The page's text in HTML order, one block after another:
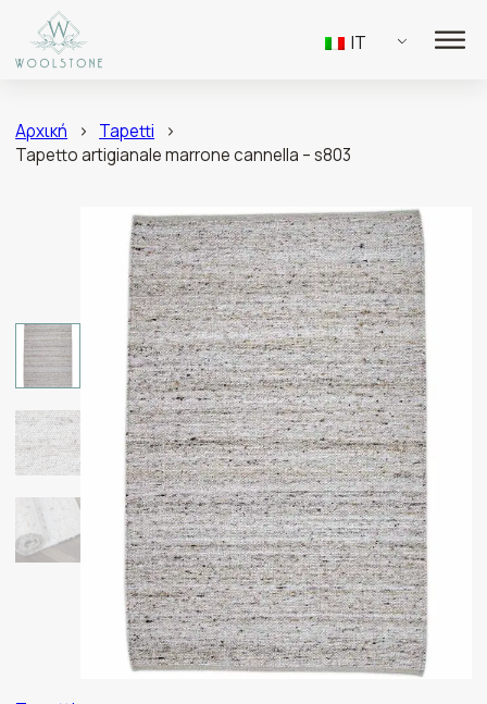
IT
Αρχική > Tapetti
>
Tapetto artigianale marrone cannella – s803